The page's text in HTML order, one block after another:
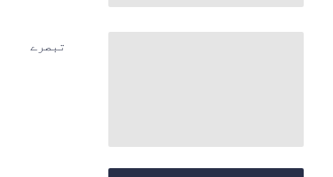
تبصرے